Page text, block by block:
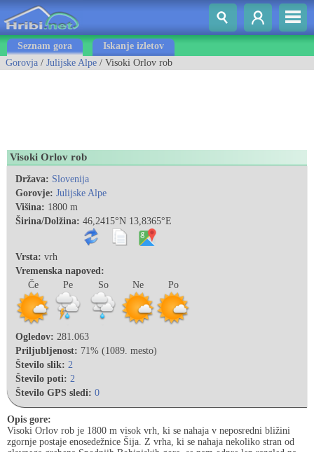
Seznam gora
Iskanje izletov
Gorovja / Julijske Alpe / Visoki Orlov rob
Visoki Orlov rob
Država: Slovenija
Gorovje: Julijske Alpe
Višina: 1800 m
Širina/Dolžina: 46,2415°N 13,8365°E
Vrsta: vrh
Vremenska napoved:
Če
Pe So Ne Po
Ogledov: 281.063
Priljubljenost: 71% (1089. mesto)
Število slik: 2
Število poti: 2
Število GPS sledi: 0
Opis gore:
Visoki Orlov rob je 1800 m visok vrh, ki se nahaja v neposredni bližini
zgornje postaje enosedežnice Šija. Z vrha, ki se nahaja nekoliko stran od